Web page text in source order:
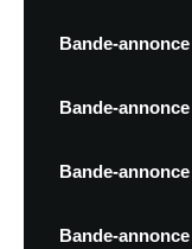
Bande-
Bande-
Bande-
Bande-